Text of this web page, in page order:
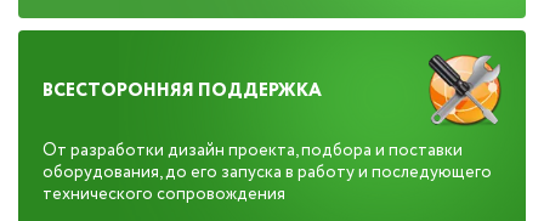
ВСЕСТОРОННЯЯ ПОДДЕРЖКА
От разработки дизайн проекта, подбора и поставки
оборудования, до его запуска в работу и последующего
технического сопровождения